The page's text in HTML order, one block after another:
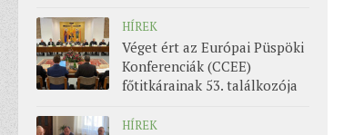
HÍREK
Véget ért az Európai Püspöki
Konferenciák (CCEE)
főtitkárainak 53. találkozója
HÍREK